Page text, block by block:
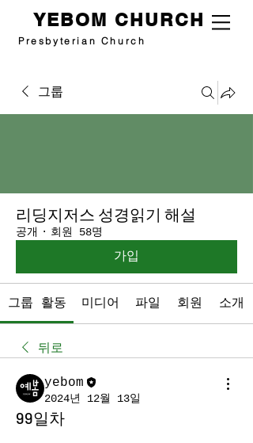
Presbyterian Church
YEBOM CHURCH
그룹
리딩지저스 성경읽기 해설
공개 · 회원 58명
가입
그룹 활동 미디어 파일 회원 소개
뒤로
yebom
2024년 12월 13일
99일차